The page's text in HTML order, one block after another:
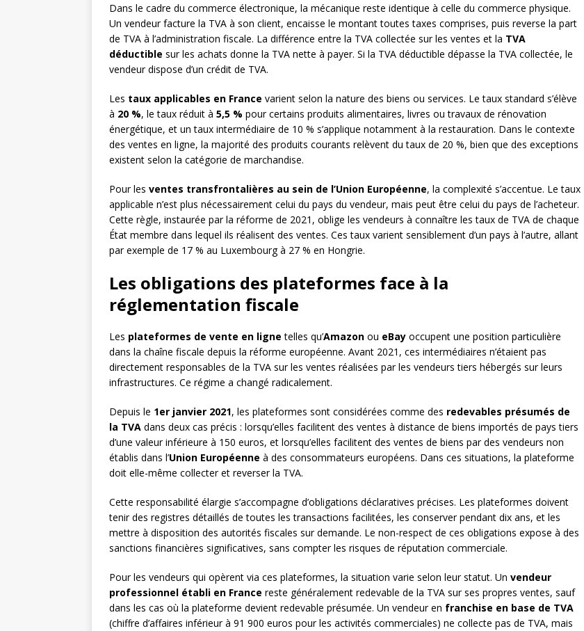
Dans le cadre du commerce électronique, la mécanique reste identique à celle du commerce physique.
Un vendeur facture la TVA à son client, encaisse le montant toutes taxes comprises, puis reverse la part
de TVA à l’administration fiscale. La différence entre la TVA collectée sur les ventes et la TVA
déductible sur les achats donne la TVA nette à payer. Si la TVA déductible dépasse la TVA collectée, le
vendeur dispose d’un crédit de TVA.
Les taux applicables en France varient selon la nature des biens ou services. Le taux standard s’élève
à 20 %, le taux réduit à 5,5 % pour certains produits alimentaires, livres ou travaux de rénovation
énergétique, et un taux intermédiaire de 10 % s’applique notamment à la restauration. Dans le contexte
des ventes en ligne, la majorité des produits courants relèvent du taux de 20 %, bien que des exceptions
existent selon la catégorie de marchandise.
Pour les ventes transfrontalières au sein de l’Union Européenne, la complexité s’accentue. Le taux
applicable n’est plus nécessairement celui du pays du vendeur, mais peut être celui du pays de l’acheteur.
Cette règle, instaurée par la réforme de 2021, oblige les vendeurs à connaître les taux de TVA de chaque
État membre dans lequel ils réalisent des ventes. Ces taux varient sensiblement d’un pays à l’autre, allant
par exemple de 17 % au Luxembourg à 27 % en Hongrie.
Les obligations des plateformes face à la
réglementation fiscale
Les plateformes de vente en ligne telles qu’Amazon ou eBay occupent une position particulière
dans la chaîne fiscale depuis la réforme européenne. Avant 2021, ces intermédiaires n’étaient pas
directement responsables de la TVA sur les ventes réalisées par les vendeurs tiers hébergés sur leurs
infrastructures. Ce régime a changé radicalement.
Depuis le 1er janvier 2021, les plateformes sont considérées comme des redevables présumés de
la TVA dans deux cas précis : lorsqu’elles facilitent des ventes à distance de biens importés de pays tiers
d’une valeur inférieure à 150 euros, et lorsqu’elles facilitent des ventes de biens par des vendeurs non
établis dans l’Union Européenne à des consommateurs européens. Dans ces situations, la plateforme
doit elle-même collecter et reverser la TVA.
Cette responsabilité élargie s’accompagne d’obligations déclaratives précises. Les plateformes doivent
tenir des registres détaillés de toutes les transactions facilitées, les conserver pendant dix ans, et les
mettre à disposition des autorités fiscales sur demande. Le non-respect de ces obligations expose à des
sanctions financières significatives, sans compter les risques de réputation commerciale.
Pour les vendeurs qui opèrent via ces plateformes, la situation varie selon leur statut. Un vendeur
professionnel établi en France reste généralement redevable de la TVA sur ses propres ventes, sauf
dans les cas où la plateforme devient redevable présumée. Un vendeur en franchise en base de TVA
(chiffre d’affaires inférieur à 91 900 euros pour les activités commerciales) ne collecte pas de TVA, mais